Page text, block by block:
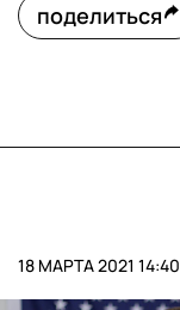
поделиться
18 МАРТА 2021 14:40